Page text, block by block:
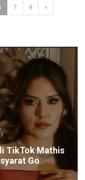
7 8 »
TikTok Mathis
Go